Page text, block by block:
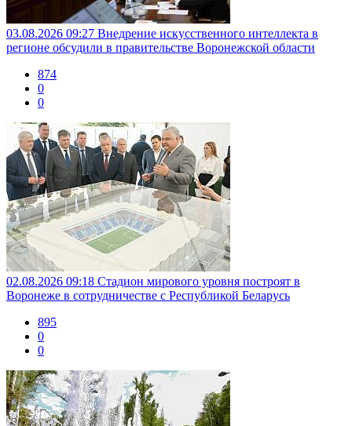
03.08.2026 09:27 Внедрение искусственного интеллекта в
регионе обсудили в правительстве Воронежской области
874
0
0
02.08.2026 09:18 Стадион мирового уровня построят в
Воронеже в сотрудничестве с Республикой Беларусь
895
0
0